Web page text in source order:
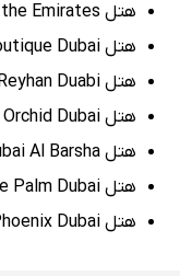
هتل Sheraton Mall of the Emirates
هتل Delmon Boutique Dubai
هتل Rose Reyhan Duabi
هتل Orchid Dubai
هتل Novotel Dubai Al Barsha
هتل Rixos The Palm Dubai
هتل Phoenix Dubai